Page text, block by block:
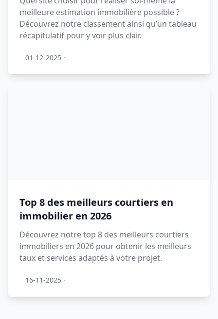
meilleure estimation immobilière possible ?
Découvrez notre classement ainsi qu’un tableau
récapitulatif pour y voir plus clair.
01-12-2025 ·
Top 8 des meilleurs courtiers en
immobilier en 2026
Découvrez notre top 8 des meilleurs courtiers
immobiliers en 2026 pour obtenir les meilleurs
taux et services adaptés à votre projet.
16-11-2025 ·